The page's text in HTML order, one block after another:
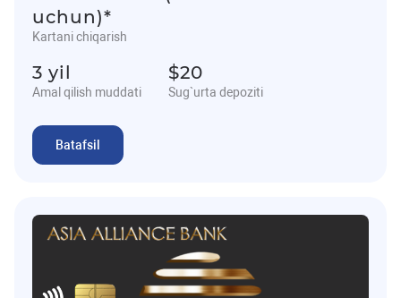
uchun)*
Kartani chiqarish
3 yil
Amal qilish muddati
$20
Sug`urta depoziti
Batafsil